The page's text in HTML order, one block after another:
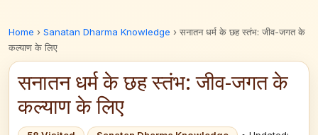
Home › Sanatan Dharma Knowledge › सनातन धर्म के छह स्तंभ: जीव-जगत के
कल्याण के लिए
सनातन धर्म के छह स्तंभ: जीव-जगत के
कल्याण के लिए